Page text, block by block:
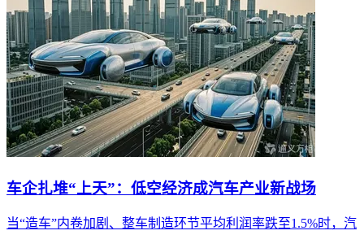
车企扎堆“上天”：低空经济成汽车产业新战场
当“造车”内卷加剧、整车制造环节平均利润率跌至1.5%时，汽